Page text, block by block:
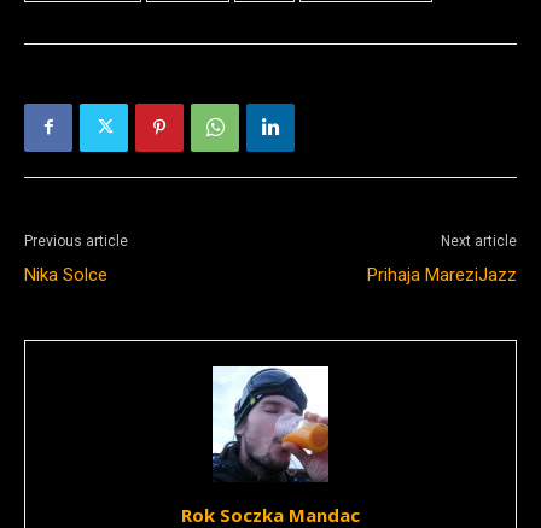
Previous article
Nika Solce
Next article
Prihaja MareziJazz
Rok Soczka Mandac